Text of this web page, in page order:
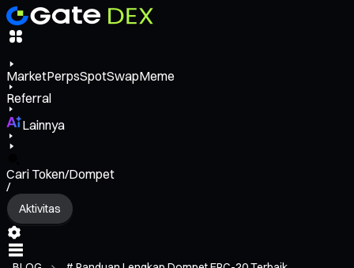
MarketPerpsSpotSwapMeme
Referral
Lainnya
Cari Token/Dompet
/
Aktivitas